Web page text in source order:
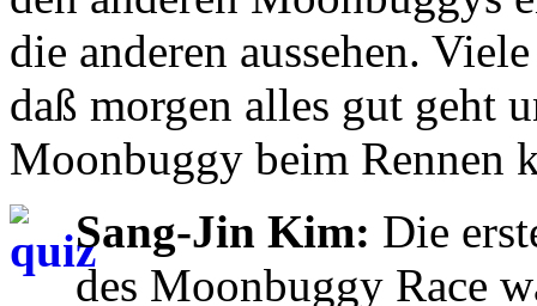
die anderen aussehen.
daß morgen alles gut geht
Moonbuggy beim Rennen
Sang-Jin Kim: Die
des Moonbuggy Race